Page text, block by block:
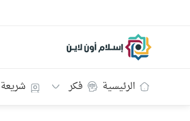
إسلام أون لاين
الرئيسية فكر شريعة